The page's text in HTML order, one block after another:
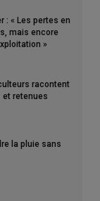
: « Les pertes en
mais encore
»
racontent
et retenues
la pluie sans